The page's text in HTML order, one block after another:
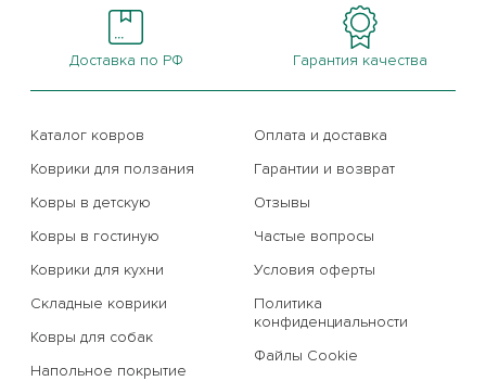
Доставка по РФ Гарантия качества
Каталог ковров
Коврики для ползания
Ковры в детскую
Ковры в гостиную
Коврики для кухни
Складные коврики
Ковры для собак
Напольное покрытие
Оплата и доставка
Гарантии и возврат
Отзывы
Частые вопросы
Условия оферты
Политика
конфиденциальности
Файлы Cookie